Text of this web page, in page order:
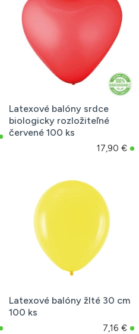
Latexové balóny srdce
biologicky rozložiteľné
červené 100 ks
17,90 €
Latexové balóny žlté 30 cm
100 ks
7,16 €